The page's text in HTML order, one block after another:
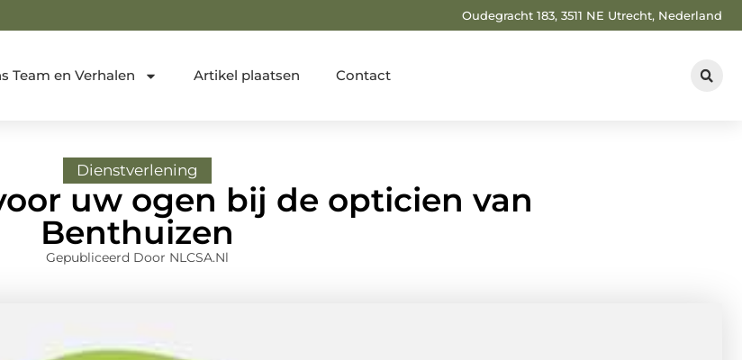
Oudegracht 183, 3511 NE Utrecht, Nederland
Team en Verhalen Artikel plaatsen Contact
Dienstverlening
uw ogen bij de opticien van
Benthuizen
Gepubliceerd Door NLCSA.nl